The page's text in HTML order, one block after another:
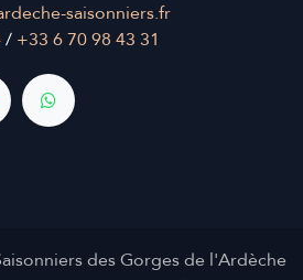
saisonniers.fr
/ +33 6 70 98 43 31
des Gorges de l'Ardèche